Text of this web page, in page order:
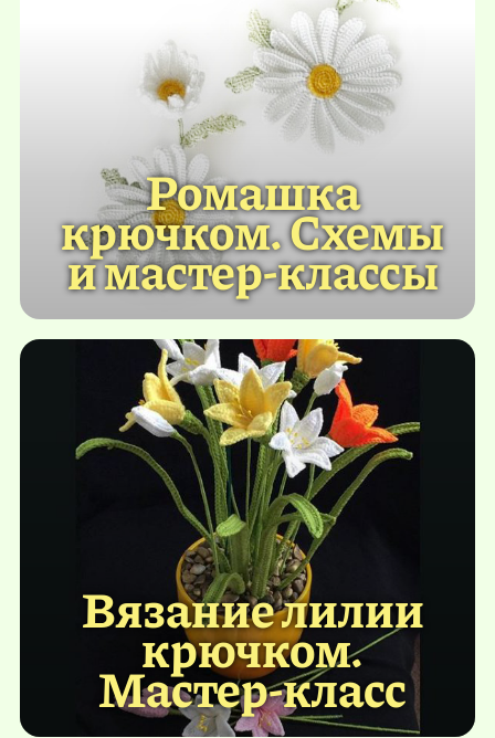
Ромашка
крючком. Схемы
и мастер-классы
Вязание лилии
крючком.
Мастер-класс